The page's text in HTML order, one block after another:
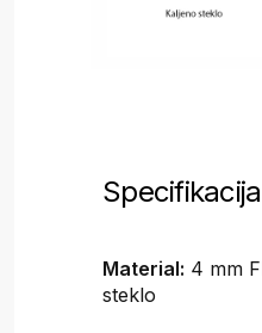
Material: 4 mm
steklo